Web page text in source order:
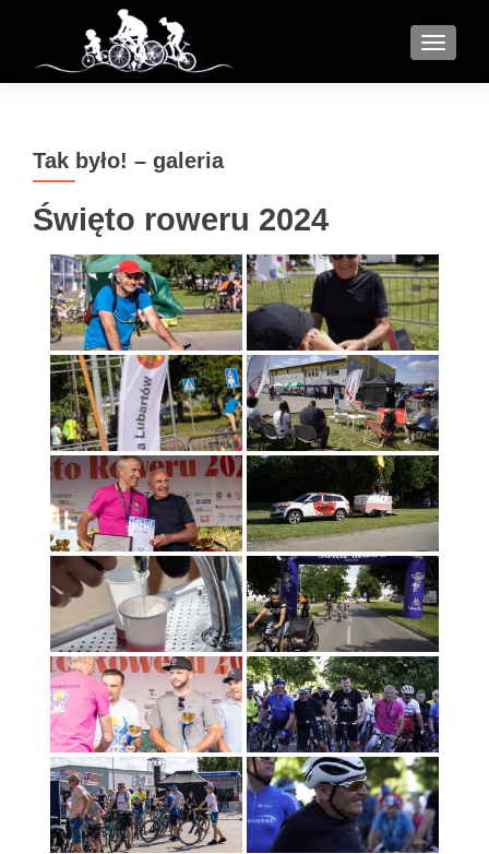
MENU
Tak było! – galeria
Święto roweru 2024